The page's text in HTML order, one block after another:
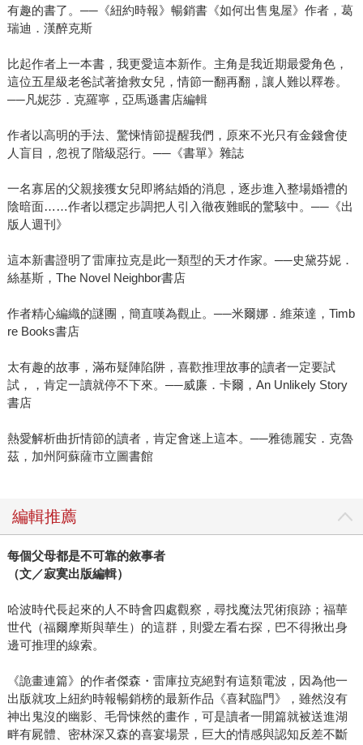
有趣的書了。──《紐約時報》暢銷書《如何出售鬼屋》作者，葛
瑞迪．漢醉克斯
比起作者上一本書，我更愛這本新作。主角是我近期最愛角色，
這位五星級老爸試著搶救女兒，情節一翻再翻，讓人難以釋卷。
──凡妮莎．克羅寧，亞馬遜書店編輯
作者以高明的手法、驚悚情節提醒我們，原來不光只有金錢會使
人盲目，忽視了階級惡行。──《書單》雜誌
一名寡居的父親接獲女兒即將結婚的消息，逐步進入整場婚禮的
陰暗面……作者以穩定步調把人引入徹夜難眠的驚駭中。──《出
版人週刊》
這本新書證明了雷庫拉克是此一類型的天才作家。──史黛芬妮．
絲基斯，The Novel Neighbor書店
作者精心編織的謎團，簡直嘆為觀止。──米爾娜．維萊達，Timb
re Books書店
太有趣的故事，滿布疑陣陷阱，喜歡推理故事的讀者一定要試
試，，肯定一讀就停不下來。──威廉．卡爾，An Unlikely Story
書店
熱愛解析曲折情節的讀者，肯定會迷上這本。──雅德麗安．克魯
茲，加州阿蘇薩市立圖書館
編輯推薦
每個父母都是不可靠的敘事者
（文／寂寞出版編輯）
哈波時代長起來的人不時會四處觀察，尋找魔法咒術痕跡；福華
世代（福爾摩斯與華生）的這群，則愛左看右探，巴不得揪出身
邊可推理的線索。
《詭畫連篇》的作者傑森・雷庫拉克絕對有這類電波，因為他一
出版就攻上紐約時報暢銷榜的最新作品《喜弒臨門》，雖然沒有
神出鬼沒的幽影、毛骨悚然的畫作，可是讀者一開篇就被送進湖
畔有屍體、密林深又森的喜宴場景，巨大的情感與認知反差不斷